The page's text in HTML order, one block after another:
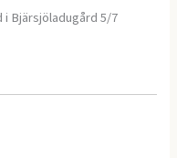
i Bjärsjöladugård 5/7